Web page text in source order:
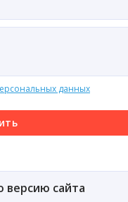
данных
версию сайта